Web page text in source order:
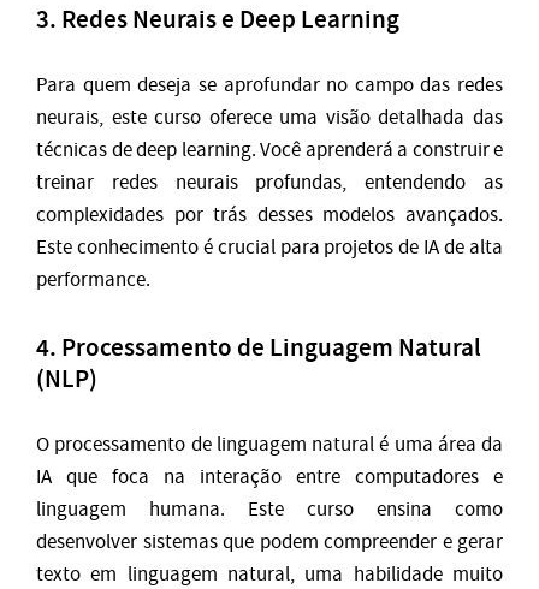
3. Redes Neurais e Deep Learning
Para quem deseja se aprofundar no campo das redes
neurais, este curso oferece uma visão detalhada das
técnicas de deep learning. Você aprenderá a construir e
treinar redes neurais profundas, entendendo as
complexidades por trás desses modelos avançados.
Este conhecimento é crucial para projetos de IA de alta
performance.
4. Processamento de Linguagem Natural
(NLP)
O processamento de linguagem natural é uma área da
IA que foca na interação entre computadores e
linguagem humana. Este curso ensina como
desenvolver sistemas que podem compreender e gerar
texto em linguagem natural, uma habilidade muito